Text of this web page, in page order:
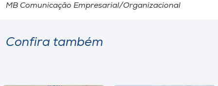
MB Comunicação Empresarial/Organizacional
Confira também